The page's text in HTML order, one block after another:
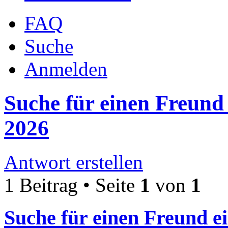
FAQ
Suche
Anmelden
Suche für einen
2026
Antwort erstellen
1 Beitrag • Seite 1 von 1
Suche für einen Freund